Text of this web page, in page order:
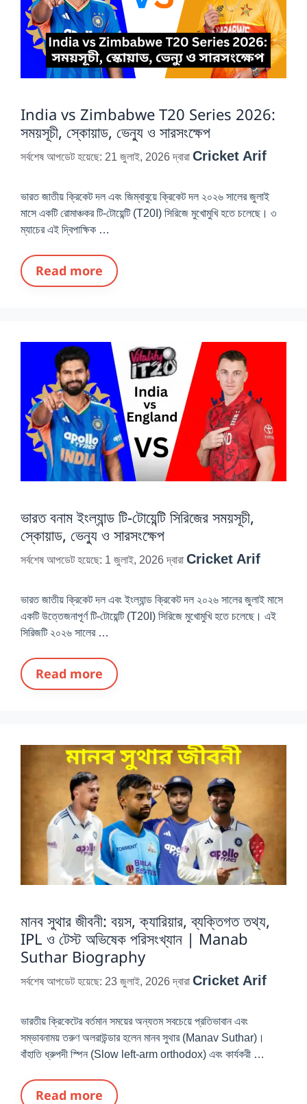
India vs Zimbabwe T20 Series 2026:
সময়সূচী, স্কোয়াড, ভেন্যু ও সারসংক্ষেপ
সর্বশেষ আপডেট হয়েছে: 21 জুলাই, 2026দ্বারা Cricket Arif
ভারত জাতীয় ক্রিকেট দল এবং জিম্বাবুয়ে ক্রিকেট দল ২০২৬ সালের জুলাই
মাসে একটি রোমাঞ্চকর টি-টোয়েন্টি (T20I) সিরিজে মুখোমুখি হতে চলেছে। ৩
ম্যাচের এই দ্বিপাক্ষিক …
Read more
ভারত বনাম ইংল্যান্ড টি-টোয়েন্টি সিরিজের সময়সূচী,
স্কোয়াড, ভেন্যু ও সারসংক্ষেপ
সর্বশেষ আপডেট হয়েছে: 1 জুলাই, 2026দ্বারা Cricket Arif
ভারত জাতীয় ক্রিকেট দল এবং ইংল্যান্ড ক্রিকেট দল ২০২৬ সালের জুলাই মাসে
একটি উত্তেজনাপূর্ণ টি-টোয়েন্টি (T20I) সিরিজে মুখোমুখি হতে চলেছে। এই
সিরিজটি ২০২৬ সালের …
Read more
মানব সুথার জীবনী: বয়স, ক্যারিয়ার, ব্যক্তিগত তথ্য,
IPL ও টেস্ট অভিষেক পরিসংখ্যান | Manab
Suthar Biography
সর্বশেষ আপডেট হয়েছে: 23 জুলাই, 2026দ্বারা Cricket Arif
ভারতীয় ক্রিকেটের বর্তমান সময়ের অন্যতম সবচেয়ে প্রতিভাবান এবং
সম্ভাবনাময় তরুণ অলরাউন্ডার হলেন মানব সুথার (Manav Suthar)।
বাঁহাতি ধ্রুপদী স্পিন (Slow left-arm orthodox) এবং কার্যকরী …
Read more